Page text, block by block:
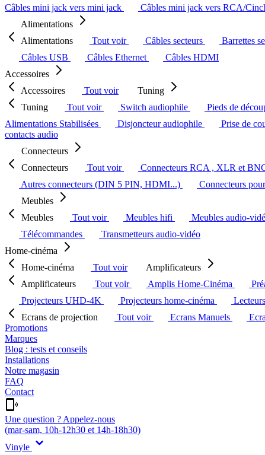
Câbles mini jack vers mini jack
Câbles mini jack vers RCA/
Alimentations
Alimentations
Tout voir Câbles secteurs Barrettes
Câbles USB
Câbles Ethernet
Câbles HDMI
Accessoires
Accessoires
Tout voir
Tuning
Tuning
Tout voir Switch audiophile Pieds de
Alimentations Stabilisées
Disjoncteur audiophile Prise de
contacts audio
Connecteurs
Connecteurs
Tout voir Connecteurs RCA , XLR et
Autres connecteurs (DIN 5 PIN, HDMI...)
Connecteurs
Meubles
Meubles
Tout voir Meubles hifi Meubles audio-
Télécommandes
Transmetteurs audio-vidéo
Home-cinéma
Home-cinéma
Tout voir
Amplificateurs
Amplificateurs
Tout voir Amplis Home-Cinéma
Projecteurs UHD-4K
Projecteurs home-cinéma
Ecrans de projection
Tout voir Ecrans Manuels
Promotions
Marques
Blog : tests et conseils
Installations
Notre magasin
FAQ
Contact
Une question ? Appelez-nous
(mar-sam, 10h-12h30 et 14h-18h30)
Vinyle